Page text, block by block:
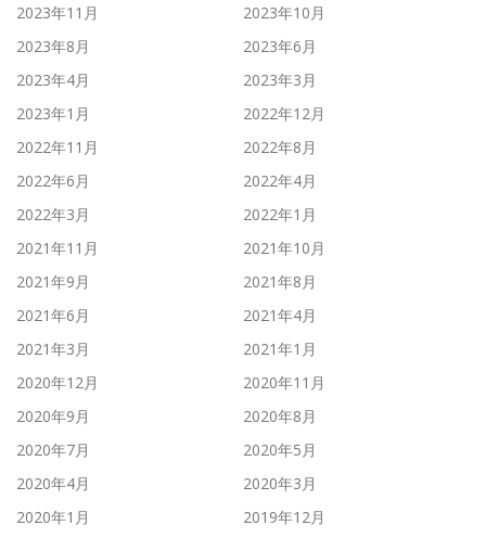
2023年11月
2023年10月
2023年8月
2023年6月
2023年4月
2023年3月
2023年1月
2022年12月
2022年11月
2022年8月
2022年6月
2022年4月
2022年3月
2022年1月
2021年11月
2021年10月
2021年9月
2021年8月
2021年6月
2021年4月
2021年3月
2021年1月
2020年12月
2020年11月
2020年9月
2020年8月
2020年7月
2020年5月
2020年4月
2020年3月
2020年1月
2019年12月